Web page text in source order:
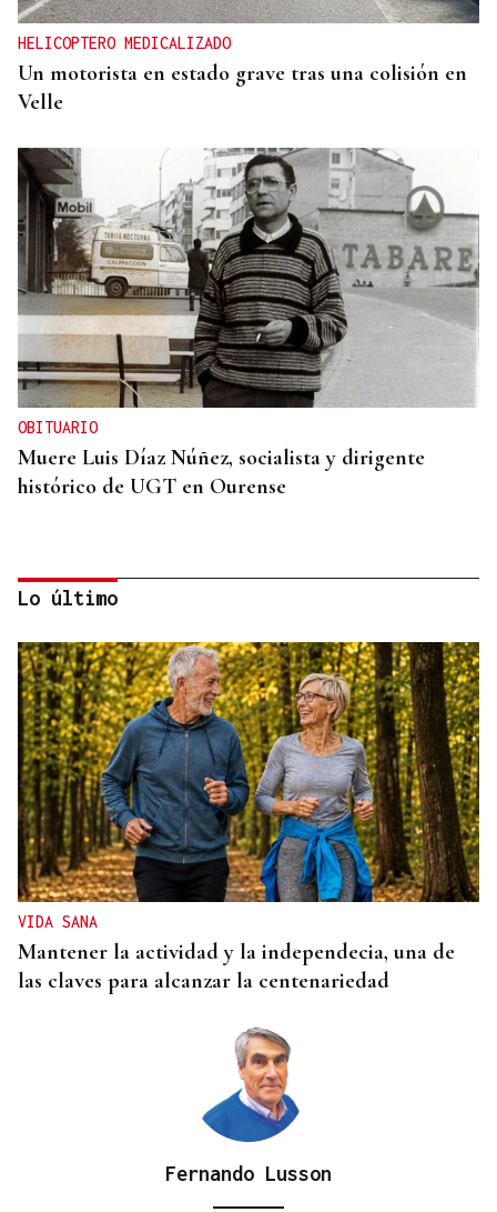
HELICOPTERO MEDICALIZADO
Un motorista en estado grave tras una colisión en
Velle
OBITUARIO
Muere Luis Díaz Núñez, socialista y dirigente
histórico de UGT en Ourense
CANEDO
Un herido en la colisión entre dos coches en la
entrada a las termas de Outariz
Lo último
VIDA SANA
Mantener la actividad y la independecia, una de
las claves para alcanzar la centenariedad
Fernando Lusson